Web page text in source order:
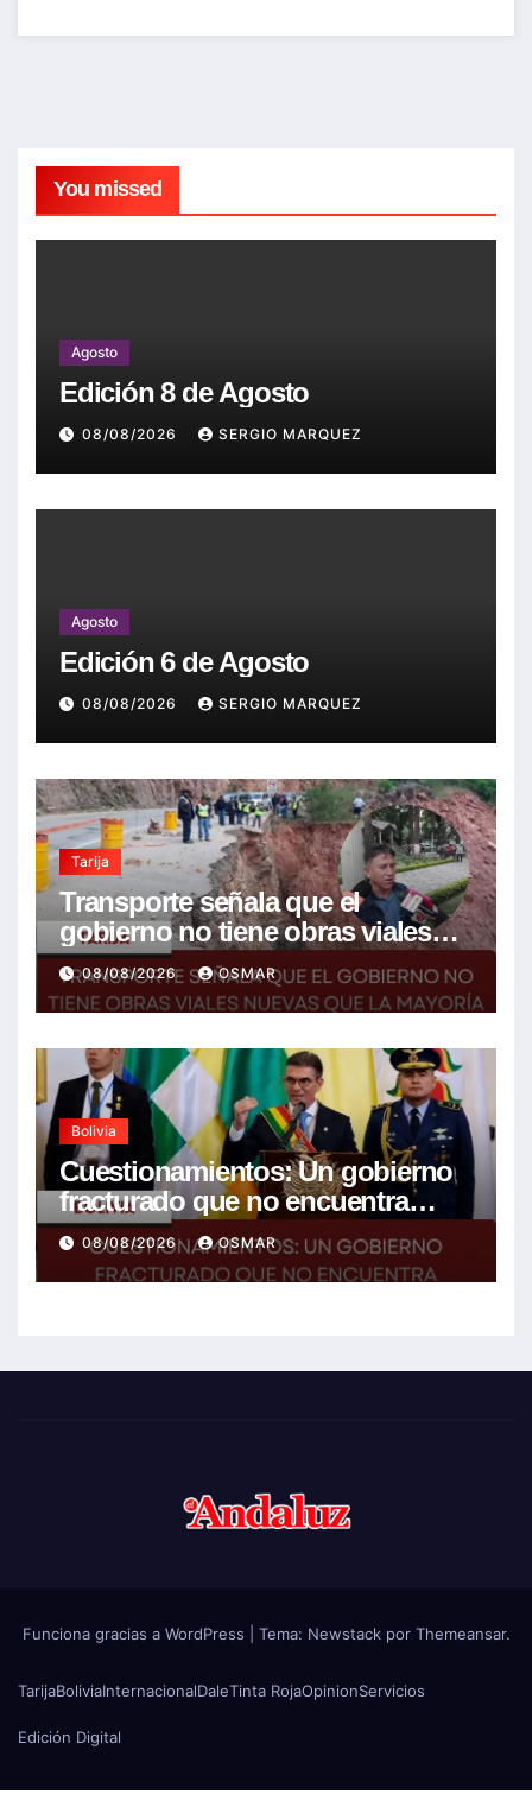
You missed
Agosto
Edición 8 de Agosto
08/08/2026 SERGIO MARQUEZ
Agosto
Edición 6 de Agosto
08/08/2026 SERGIO MARQUEZ
Tarija
Transporte señala que el
gobierno no tiene obras viales
nuevas que la mayoría son de la
anterior gestión
08/08/2026 OSMAR
Bolivia
Cuestionamientos: Un gobierno
fracturado que no encuentra
soluciones a la crisis
08/08/2026 OSMAR
Funciona gracias a WordPress Tema: Newstackpor Themeansar.
TarijaBoliviaInternacionalDaleTinta RojaOpinionServicios
Edición Digital